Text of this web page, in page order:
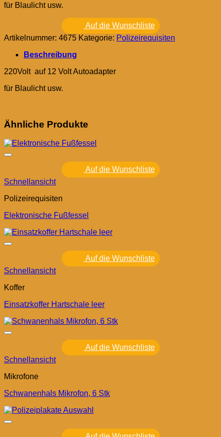
für Blaulicht usw.
Auf die Wunschliste
Artikelnummer: 4675 Kategorie: Polizeirequisiten
Beschreibung
220Volt auf 12 Volt Autoadapter
für Blaulicht usw.
Ähnliche Produkte
Auf die Wunschliste
Schnellansicht
Polizeirequisiten
Elektronische Fußfessel
Auf die Wunschliste
Schnellansicht
Koffer
Einsatzkoffer Hartschale leer
Auf die Wunschliste
Schnellansicht
Mikrofone
Schwanenhals Mikrofon, 6 Stk